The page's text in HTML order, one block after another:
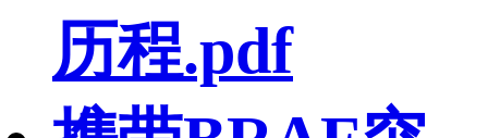
历程.pdf